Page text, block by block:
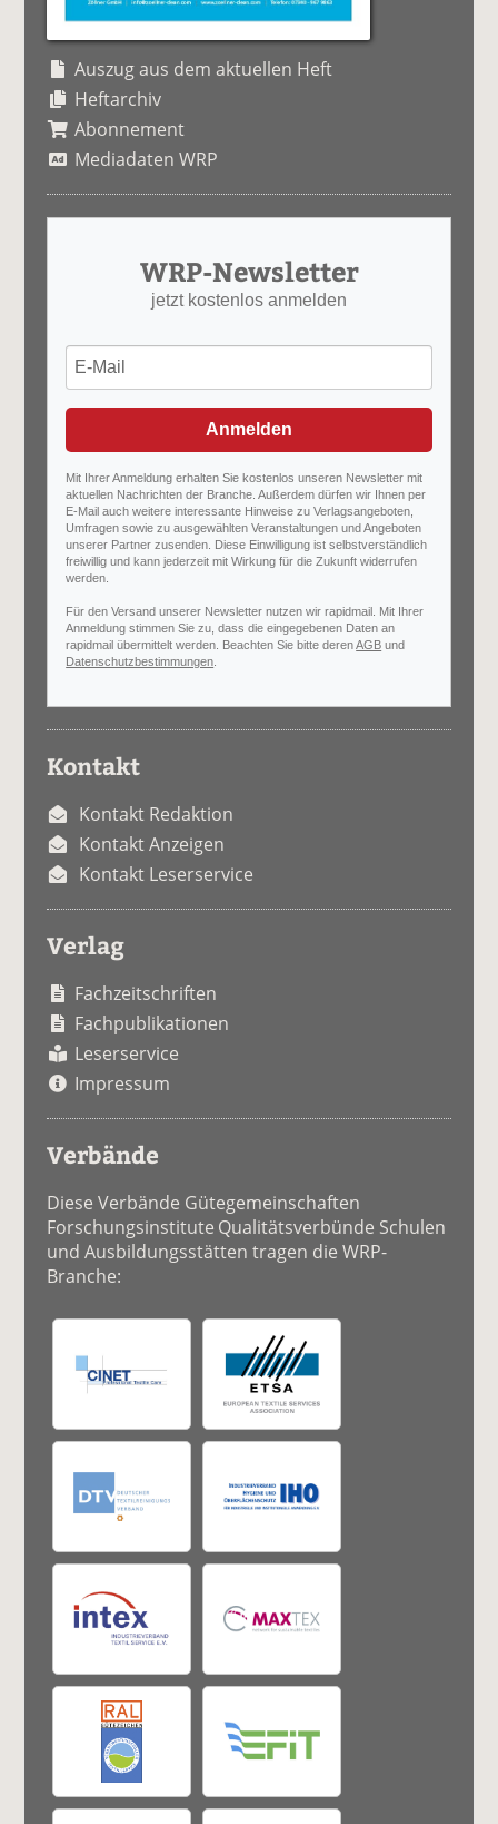
Auszug aus dem aktuellen Heft
Heftarchiv
Abonnement
Mediadaten WRP
WRP-Newsletter
jetzt kostenlos anmelden
Anmelden
Mit Ihrer Anmeldung erhalten Sie kostenlos unseren Newsletter mit
aktuellen Nachrichten der Branche. Außerdem dürfen wir Ihnen per
E-Mail auch weitere interessante Hinweise zu Verlagsangeboten,
Umfragen sowie zu ausgewählten Veranstaltungen und Angeboten
unserer Partner zusenden. Diese Einwilligung ist selbstverständlich
freiwillig und kann jederzeit mit Wirkung für die Zukunft widerrufen
werden.
Für den Versand unserer Newsletter nutzen wir rapidmail. Mit Ihrer
Anmeldung stimmen Sie zu, dass die eingegebenen Daten an
rapidmail übermittelt werden. Beachten Sie bitte derenAGB und
Datenschutzbestimmungen
Kontakt
Kontakt Redaktion
Kontakt Anzeigen
Kontakt Leserservice
Verlag
Fachzeitschriften
Fachpublikationen
Leserservice
Impressum
Verbände
Diese Verbände Gütegemeinschaften
Forschungsinstitute Qualitätsverbünde Schulen
und Ausbildungsstätten tragen die WRP-
Branche: